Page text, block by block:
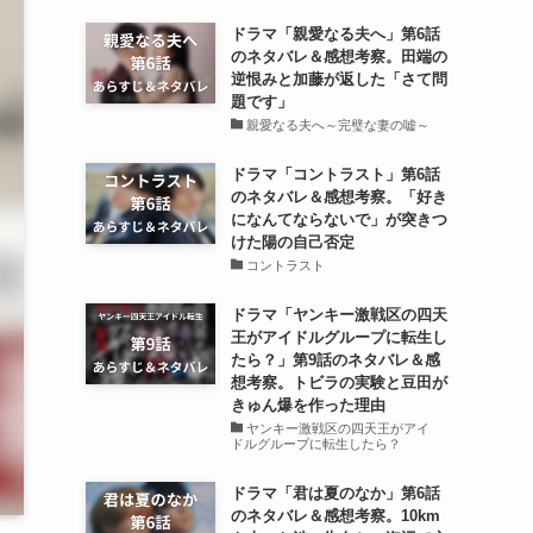
ドラマ「親愛なる夫へ」第6話
のネタバレ＆感想考察。田端の
逆恨みと加藤が返した「さて問
題です」
親愛なる夫へ～完璧な妻の嘘～
ドラマ「コントラスト」第6話
のネタバレ＆感想考察。「好き
になんてならないで」が突きつ
けた陽の自己否定
コントラスト
ドラマ「ヤンキー激戦区の四天
王がアイドルグループに転生し
たら？」第9話のネタバレ＆感
想考察。トビラの実験と豆田が
きゅん爆を作った理由
ヤンキー激戦区の四天王がアイ
ドルグループに転生したら？
ドラマ「君は夏のなか」第6話
のネタバレ＆感想考察。10km